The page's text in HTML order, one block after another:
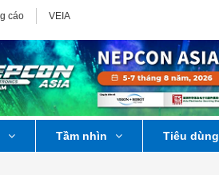
cáo VEIA
Tầm nhìn Tiêu dùng